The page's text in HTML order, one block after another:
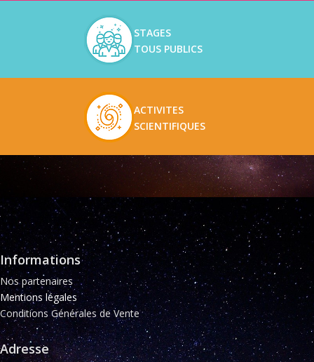
STAGES
TOUS PUBLICS
ACTIVITES
SCIENTIFIQUES
Informations
Nos partenaires
Mentions légales
Conditions Générales de Vente
Adresse